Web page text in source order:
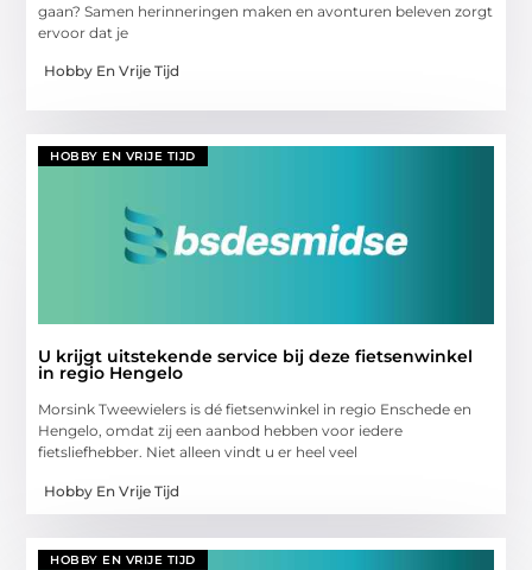
gaan? Samen herinneringen maken en avonturen beleven zorgt
ervoor dat je
Hobby En Vrije Tijd
HOBBY EN VRIJE TIJD
U krijgt uitstekende service bij deze fietsenwinkel
in regio Hengelo
Morsink Tweewielers is dé fietsenwinkel in regio Enschede en
Hengelo, omdat zij een aanbod hebben voor iedere
fietsliefhebber. Niet alleen vindt u er heel veel
Hobby En Vrije Tijd
HOBBY EN VRIJE TIJD